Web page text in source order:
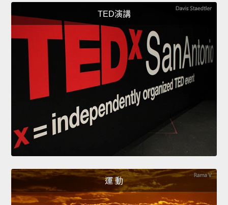
TED演講
運 動